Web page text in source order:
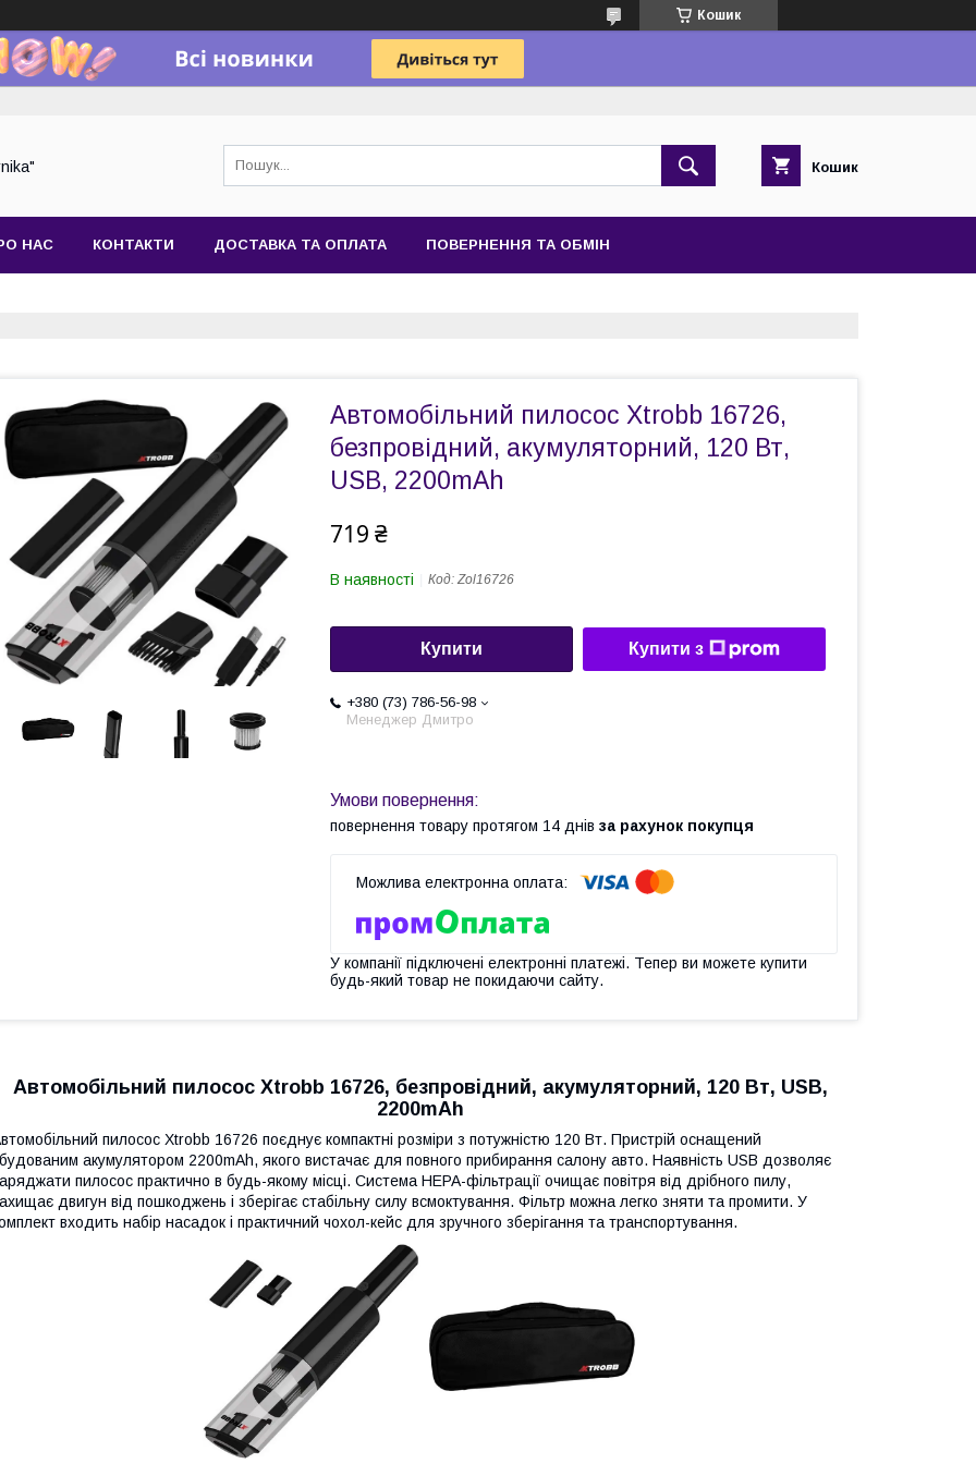
Кошик
Кошик
НАС КОНТАКТИ ДОСТАВКА ТА ОПЛАТА ПОВЕРНЕННЯ ТА ОБМІН
Автомобільний пилосос Xtrobb 16726,
безпровідний, акумуляторний, 120 Вт,
USB, 2200mAh
719 ₴
В наявності Код: Zol16726
Купити Купити з
+380 (73) 786-56-98
Менеджер Дмитро
повернення товару протягом 14 днів за рахунок покупця
У компанії підключені електронні платежі. Тепер ви можете купити
будь-який товар не покидаючи сайту.
Автомобільний пилосос Xtrobb 16726, безпровідний, акумуляторний, 120 Вт, USB,
2200mAh
пилосос Xtrobb 16726 поєднує компактні розміри з потужністю 120 Вт. Пристрій оснащений
акумулятором 2200mAh, якого вистачає для повного прибирання салону авто. Наявність USB дозволяє
пилосос практично в будь-якому місці. Система НЕРА-фільтрації очищає повітря від дрібного пилу,
двигун від пошкоджень і зберігає стабільну силу всмоктування. Фільтр можна легко зняти та промити. У
входить набір насадок і практичний чохол-кейс для зручного зберігання та транспортування.